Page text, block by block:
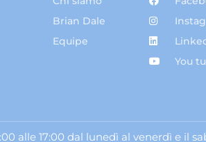
Brian Dale
Equipe
You
alle 17:00 dal lunedì al venerdì e il